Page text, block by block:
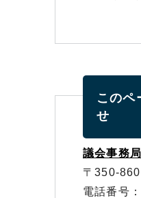
このペ
せ
議会事務
〒350-
電話番号